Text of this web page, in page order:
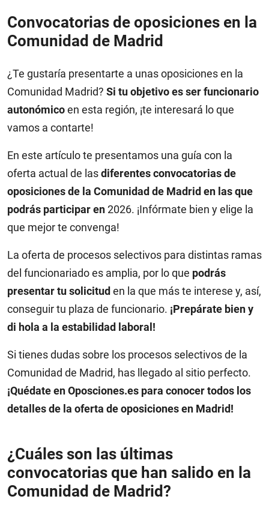
entradas
Convocatorias de oposiciones en la
Comunidad de Madrid
¿Te gustaría presentarte a unas oposiciones en la
Comunidad Madrid? Si tu objetivo es ser funcionario
autonómicoen esta región, ¡te interesará lo que
vamos a contarte!
En este artículo te presentamos una guía con la
oferta actual de lasdiferentes convocatorias de
oposiciones de la Comunidad de Madrid en las que
podrás participar en2026. ¡Infórmate bien y elige la
que mejor te convenga!
La oferta de procesos selectivos para distintas ramas
del funcionariado es amplia, por lo que podrás
presentar tu solicitud en la que más te interese y, así,
conseguir tu plaza de funcionario. ¡Prepárate bien y
di hola a la estabilidad laboral!
Si tienes dudas sobre los procesos selectivos de la
Comunidad de Madrid, has llegado al sitio perfecto.
¡Quédate en Oposciones.es para conocer todos los
detalles de la oferta de oposiciones en Madrid!
¿Cuáles son las últimas
convocatorias que han salido en la
Comunidad de Madrid?